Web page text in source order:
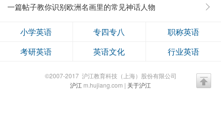
一篇帖子教你识别欧洲名画里的常见神话人物
小学英语 专四专八
职称英语
考研英语
英语文化 行业英语
©2007-2017 沪江教育科技（上海）股份有限公司
沪江 m.hujiang.com | 关于沪江